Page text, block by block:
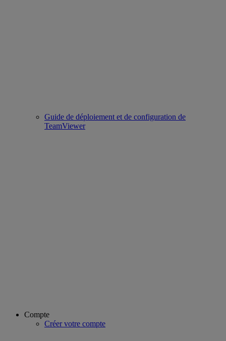
Guide de déploiement et de configuration de
TeamViewer
Compte
Créer votre compte